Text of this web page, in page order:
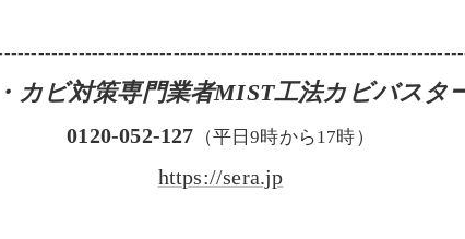
カビ対策専門業者MIST工法カビバスタ
0120-052-127 （平日9時から17時）
https://sera.jp